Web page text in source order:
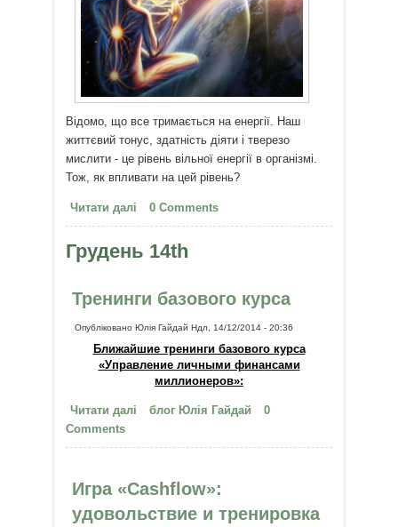
Відомо, що все тримається на енергії. Наш
життєвий тонус, здатність діяти і тверезо
мислити - це рівень вільної енергії в організмі.
Тож, як впливати на цей рівень?
Читати далі про Де взяти сили для перемін?
0 Comments
Грудень 14th
Тренинги базового курса
ОпублікованоЮлія Гайдай Ндл, 14/12/2014 - 20:36
Ближайшие тренинги базового курса
«Управление личными финансами
миллионеров»:
Читати далі про Тренинги базового курса
блог Юлія Гайдай
0
Comments
Игра «Cashflow»:
удовольствие и тренировка